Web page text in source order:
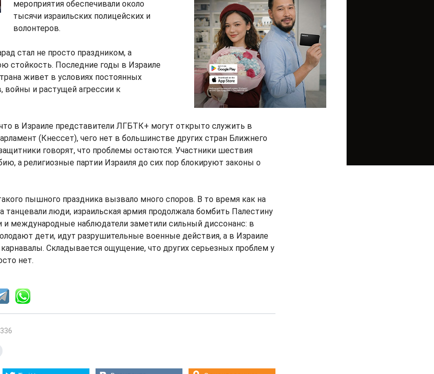
мероприятия обеспечивали около
тысячи израильских полицейских и
волонтеров.
стал не просто праздником, а
стойкость. Последние годы в Израиле
живет в условиях постоянных
войны и растущей агрессии к
в Израиле представители ЛГБТК+ могут открыто служить в
(Кнессет), чего нет в большинстве других стран Ближнего
говорят, что проблемы остаются. Участники шествия
а религиозные партии Израиля до сих пор блокируют законы о
пышного праздника вызвало много споров. В то время как на
танцевали люди, израильская армия продолжала бомбить Палестину
и международные наблюдатели заметили сильный диссонанс: в
дети, идут разрушительные военные действия, а в Израиле
Складывается ощущение, что других серьезных проблем у
нет.